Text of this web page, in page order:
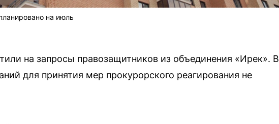
на июль
на запросы правозащитников из объединения «Ирек». В
для принятия мер прокурорского реагирования не